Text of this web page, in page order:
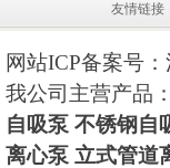
友情链
网站ICP备案号：
我公司主营产品
自吸泵 不锈钢自
离心泵 立式管道